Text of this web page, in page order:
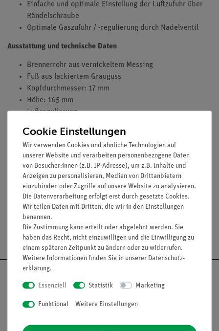
Einfache und optimale Einstellung der Luftzufuhr über
Rändelschraube
Optimale Gaszufuhr / -regulierung durch Nadelventil
Ausstattung und technische Daten
Brennerrohr aus vernickeltem Messing
Fuß aus lackiertem Grauguss
Kopfdurchmesser: 17 mm
Höhe: 165 mm
Luftregulierung
Zubehör
Empfohlenes Zubehör zur Erhöhung der Standfestigkeit:
Haftfuß für Bunsen- und Teclubrenner ( 32160-00).
Versandkostenfrei ab 300,- €
Nach oben
Cookie Einstellungen
Wir verwenden Cookies und ähnliche Technologien auf
unserer Website und verarbeiten personenbezogene Daten
von Besucher:innen (z.B. IP-Adresse), um z.B. Inhalte und
Anzeigen zu personalisieren, Medien von Drittanbietern
einzubinden oder Zugriffe auf unsere Website zu analysieren.
Die Datenverarbeitung erfolgt erst durch gesetzte Cookies.
Wir teilen Daten mit Dritten, die wir in den Einstellungen
benennen.
Die Zustimmung kann erteilt oder abgelehnt werden. Sie
haben das Recht, nicht einzuwilligen und die Einwilligung zu
einem späteren Zeitpunkt zu ändern oder zu widerrufen.
Weitere Informationen finden Sie in unserer Daten­schutz­
erklärung.
Essenziell Statistik Marketing
Funktional Weitere Einstellungen